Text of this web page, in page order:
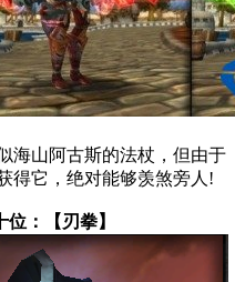
山阿古斯的法杖，但由于
得它，绝对能够羡煞旁人!
：【刃拳】